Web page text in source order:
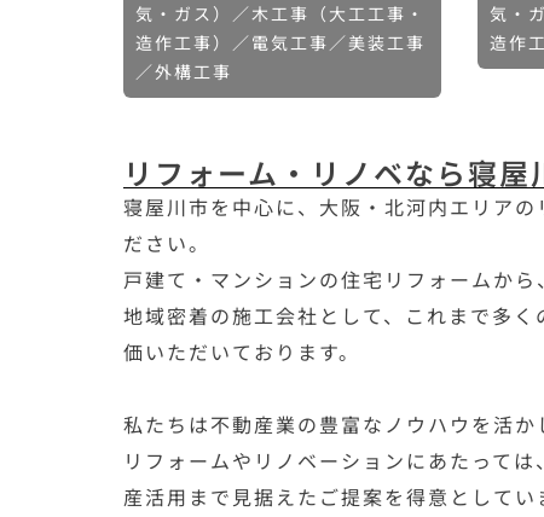
気・ガス）／木工事（大工工事・
造作工事）／電気工事／美装工事
／外構工事
気・
造作
リフォーム・リノベなら寝
寝屋川市を中心に、大阪・北河内エリア
ださい。
戸建て・マンションの住宅リフォームか
地域密着の施工会社として、これまで多
価いただいております。
私たちは不動産業の豊富なノウハウを活か
リフォームやリノベーションにあたって
産活用まで見据えたご提案を得意として